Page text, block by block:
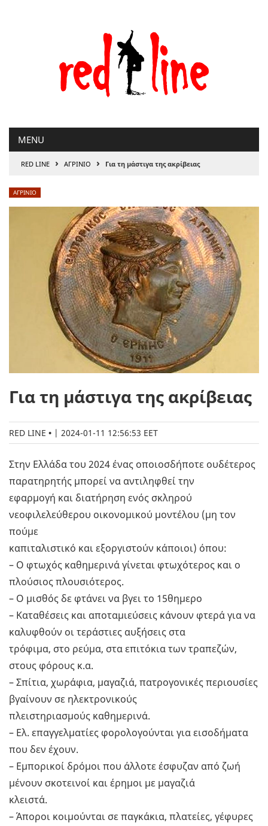
MENU
RED LINE › ΑΓΡΙΝΙΟ › Για τη μάστιγα της ακρίβειας
ΑΓΡΙΝΙΟ
Για τη μάστιγα της ακρίβειας
RED LINE | 2024-01-11 12:56:53 EET
Στην Ελλάδα του 2024 ένας οποιοσδήποτε ουδέτερος
παρατηρητής μπορεί να αντιληφθεί την
εφαρμογή και διατήρηση ενός σκληρού
νεοφιλελεύθερου οικονομικού μοντέλου (μη τον
πούμε
καπιταλιστικό και εξοργιστούν κάποιοι) όπου:
– Ο φτωχός καθημερινά γίνεται φτωχότερος και ο
πλούσιος πλουσιότερος.
– Ο μισθός δε φτάνει να βγει το 15θημερο
– Καταθέσεις και αποταμιεύσεις κάνουν φτερά για να
καλυφθούν οι τεράστιες αυξήσεις στα
τρόφιμα, στο ρεύμα, στα επιτόκια των τραπεζών,
στους φόρους κ.α.
– Σπίτια, χωράφια, μαγαζιά, πατρογονικές περιουσίες
βγαίνουν σε ηλεκτρονικούς
πλειστηριασμούς καθημερινά.
– Ελ. επαγγελματίες φορολογούνται για εισοδήματα
που δεν έχουν.
– Εμπορικοί δρόμοι που άλλοτε έσφυζαν από ζωή
μένουν σκοτεινοί και έρημοι με μαγαζιά
κλειστά.
– Άποροι κοιμούνται σε παγκάκια, πλατείες, γέφυρες